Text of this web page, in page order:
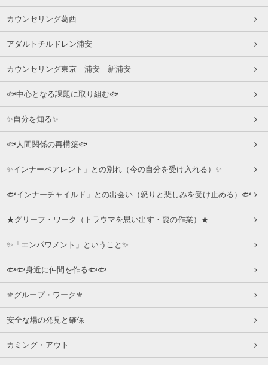
カウンセリング葛西
アダルトチルドレン浦安
カウンセリング東京 浦安 新浦安
🐟中心となる課題に取り組む🐟
✨自分を知る✨
🐟人間関係の再構築🐟
✨インナーペアレント」との別れ（今の自分を受け入れる）✨
🐟インナーチャイルド」との出会い（怒りと悲しみを受け止める）🐟
★グリーフ・ワーク（トラウマを思い出す・喪の作業）★
✨「エンパワメント」ということ✨
🐟🐟身近に仲間を作る🐟🐟
⚜グループ・ワーク⚜
安全な場の発見と確保
カミング・アウト